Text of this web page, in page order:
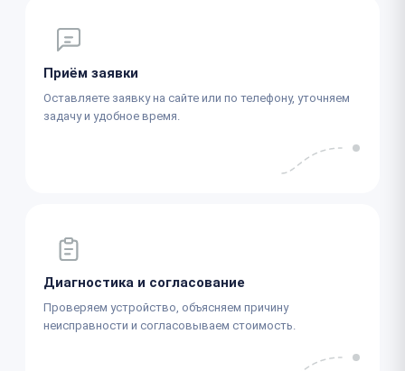
Приём заявки
Оставляете заявку на сайте или по телефону, уточняем
задачу и удобное время.
Диагностика и согласование
Проверяем устройство, объясняем причину
неисправности и согласовываем стоимость.